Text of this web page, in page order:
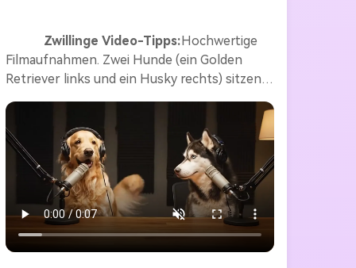
Zwillinge Video-Tipps:Hochwertige
Filmaufnahmen. Zwei Hunde (ein Golden
Retriever links und ein Husky rechts) sitzen
in einem professionellen Podcast-Studio,
jeder trägt Kopfhörer und spricht über einen
Holztisch in sein eigenes Mikrofon. Warme
Studio-Beleuchtung mit akustischen
Paneelen an den Wänden. Der Golden
Retriever begann mit Begeisterung: "Die
Menschen glauben, dass sie verantwortlich
sind, aber wir kennen die Wahrheit." Der
Husky lächelte und antwortete: "Das stimmt.